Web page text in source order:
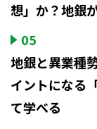
想」か？地銀
05
地銀と異業種
イントになる
て学べる